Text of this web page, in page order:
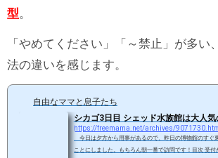
型。
「やめてください」「～禁止」が多い
法の違いを感じます。
自由なママと息子たち
シカゴ3日目 シェッド水族館は大人気
https://freemama.net/archives/
今日は夕方から用事があるので、昨日の博物館のすぐ
ことにしました。もちろん朝一番で訪問です！目次 受